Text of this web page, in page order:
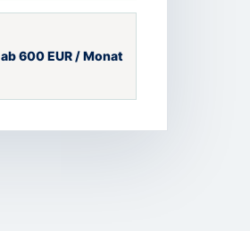
ab 600 EUR / Monat